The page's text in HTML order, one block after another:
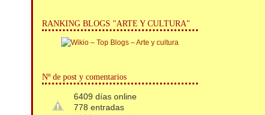
RANKING BLOGS "ARTE Y CULTURA"
Nº de post y comentarios
6409 días online
778 entradas